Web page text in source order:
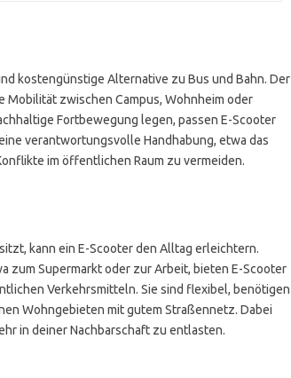
kostengünstige Alternative zu Bus und Bahn. Der
zwischen Campus, Wohnheim oder
Fortbewegung legen, passen E-Scooter
verantwortungsvolle Handhabung, etwa das
im öffentlichen Raum zu vermeiden.
kann ein E-Scooter den Alltag erleichtern.
zum Supermarkt oder zur Arbeit, bieten E-Scooter
Verkehrsmitteln. Sie sind flexibel, benötigen
Wohngebieten mit gutem Straßennetz. Dabei
in deiner Nachbarschaft zu entlasten.